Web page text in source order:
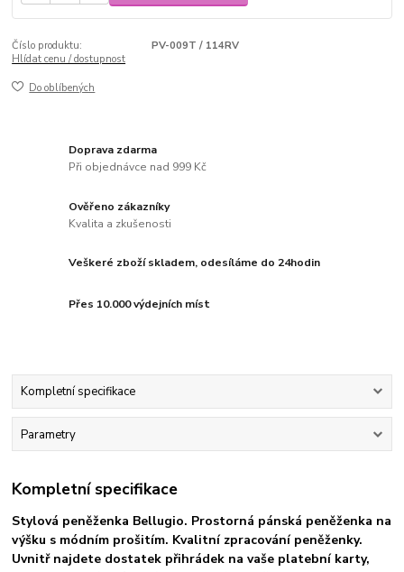
Číslo produktu:
PV-009T / 114RV
Hlídat cenu / dostupnost
Do oblíbených
Doprava zdarma
Při objednávce nad 999 Kč
Ověřeno zákazníky
Kvalita a zkušenosti
Veškeré zboží skladem, odesíláme do 24hodin
Přes 10.000 výdejních míst
Kompletní specifikace
Parametry
Kompletní specifikace
Stylová peněženka Bellugio. Prostorná pánská peněženka na
výšku s módním prošitím. Kvalitní zpracování peněženky.
Uvnitř najdete dostatek přihrádek na vaše platební karty,